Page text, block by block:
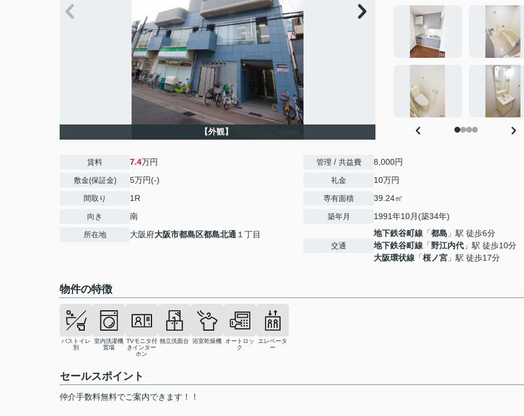
【外観】
賃料 7.4万円
敷金(保証金) 5万円(-)
間取り 1R
向き 南
所在地 大阪府大阪市都島区都島北通 １丁目
管理 / 共益費 8,000円
礼金 10万円
専有面積 39.24㎡
築年月 1991年10月(築34年)
交通
地下鉄谷町線 「都島 」駅 徒歩6分
地下鉄谷町線 「野江内代 」駅 徒歩10分
大阪環状線 「桜ノ宮 」駅 徒歩17分
物件の特徴
バストイレ
別
室内洗濯機
置場
TVモニタ付
きインター
ホン
独立洗面台 浴室乾燥機
オートロッ
ク
エレベータ
ー
セールスポイント
仲介手数料無料でご案内できます！！